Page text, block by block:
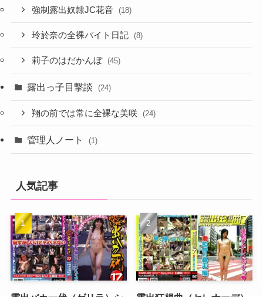
強制露出奴隷JC花音 (18)
玲於奈の全裸バイト日記 (8)
莉子のはだかんぼ (45)
露出っ子目撃談 (24)
翔の前では常に全裸な美咲 (24)
管理人ノート (1)
人気記事